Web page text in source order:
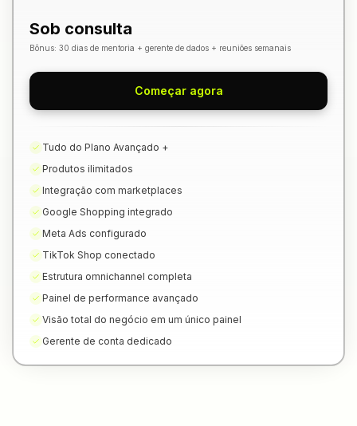
Sob consulta
Bônus: 30 dias de mentoria + gerente de dados + reuniões semanais
Começar agora
Tudo do Plano Avançado +
Produtos ilimitados
Integração com marketplaces
Google Shopping integrado
Meta Ads configurado
TikTok Shop conectado
Estrutura omnichannel completa
Painel de performance avançado
Visão total do negócio em um único painel
Gerente de conta dedicado